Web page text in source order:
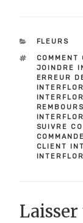
FLEURS
COMMENT
JOINDRE
ERREUR
SUIVRE
CLIENT